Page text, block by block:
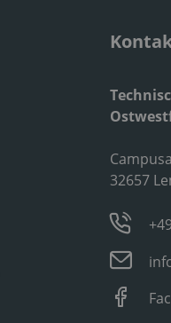
32657